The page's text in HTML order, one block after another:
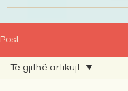
Post
Të gjithë artikujt